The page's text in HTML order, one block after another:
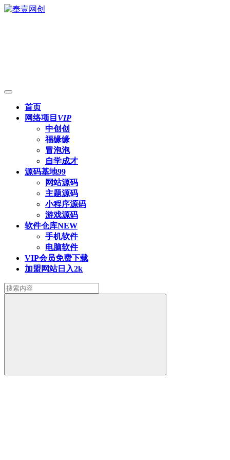
首页
网络项目 VIP
中创创
福缘缘
冒泡泡
自学成才
源码基地99
网站源码
主题源码
小程序源码
游戏源码
软件仓库NEW
手机软件
电脑软件
VIP会员免费下载
加盟网站日入2k